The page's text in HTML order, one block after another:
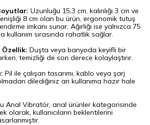
Uzunluğu 15,3 cm, kalınlığı 3 cm ve
8 cm olan bu ürün, ergonomik tutuş
imkanı sunar. Ağırlığı ise yalnızca 75
kullanım sırasında rahatlık sağlar.
Özellik: Duşta veya banyoda keyifli bir
temizliği de son derece kolaylaştırır.
Pil ile çalışan tasarımı, kablo veya şarj
dilediğiniz an kullanıma hazır hale
Anal Vibratör, anal ürünler kategorisinde
olarak, kullanıcıların beklentilerini